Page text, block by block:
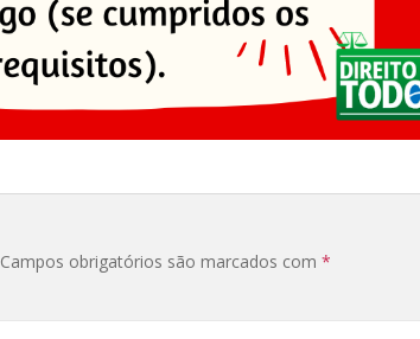
Campos obrigatórios são marcados com *